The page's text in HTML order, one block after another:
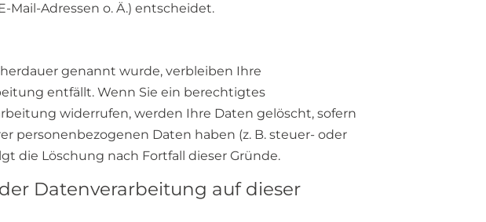
Mail-Adressen o. Ä.) entscheidet.
genannt wurde, verbleiben Ihre
entfällt. Wenn Sie ein berechtigtes
widerrufen, werden Ihre Daten gelöscht, sofern
personenbezogenen Daten haben (z. B. steuer- oder
die Löschung nach Fortfall dieser Gründe.
Datenverarbeitung auf dieser